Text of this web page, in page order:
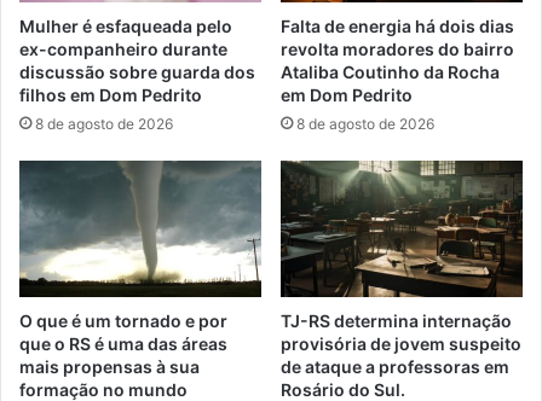
Mulher é esfaqueada pelo
ex-companheiro durante
discussão sobre guarda dos
filhos em Dom Pedrito
8 de agosto de 2026
Falta de energia há dois dias
revolta moradores do bairro
Ataliba Coutinho da Rocha
em Dom Pedrito
8 de agosto de 2026
O que é um tornado e por
que o RS é uma das áreas
mais propensas à sua
formação no mundo
TJ-RS determina internação
provisória de jovem suspeito
de ataque a professoras em
Rosário do Sul.